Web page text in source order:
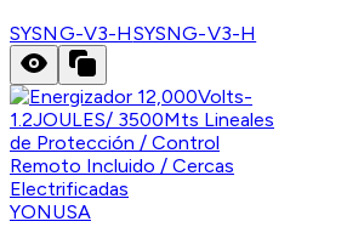
SYSNG-V3-HSYSNG-V3-H
YONUSA